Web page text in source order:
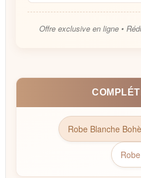
Offre exclusive en ligne •